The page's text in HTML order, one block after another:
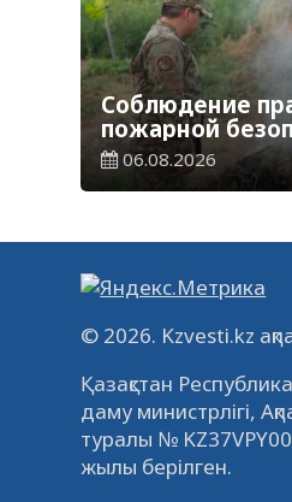
Соблюдение
пожарной
– обязанность
гражданина
06.08.2026
© 2026. Kzvesti.kz
Қазақстан
даму министрлігі,
туралы №
жылы берілген.